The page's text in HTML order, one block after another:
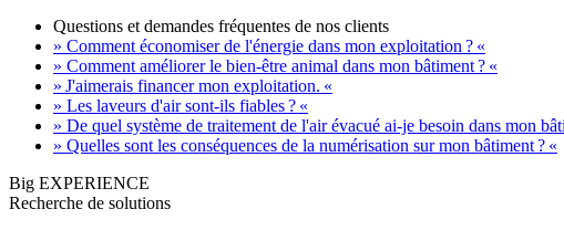
Questions et demandes fréquentes de nos clients
» Comment économiser de l'énergie dans mon exploitation ? «
» Comment améliorer le bien-être animal dans mon bâtiment ? «
» J'aimerais financer mon exploitation. «
» Les laveurs d'air sont-ils fiables ? «
» De quel système de traitement de l'air évacué ai-je besoin dans mon
» Quelles sont les conséquences de la numérisation sur mon bâtiment ? «
Big EXPERIENCE
Recherche de solutions